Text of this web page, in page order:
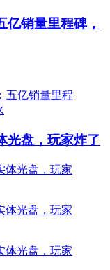
亿销量里程碑，
光盘，玩家炸了